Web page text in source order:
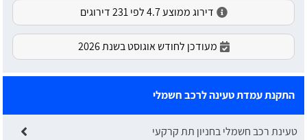
דירוג ממוצע 4.7 לפי 231 דירוגים
מעודכן לחודש אוגוסט בשנת 2026
התקנת עמדת טעינה לרכב חשמלי
טעינת רכב חשמלי בחניון תת קרקעי